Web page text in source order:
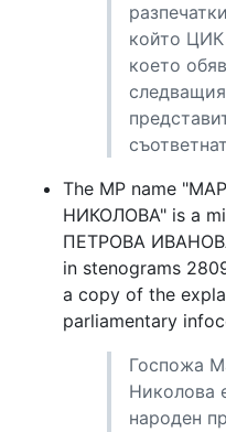
който ЦИК
което
The MP name
НИКОЛОВА" is a
ПЕТРОВА
in stenograms
a copy of the
parliamentary
Госпожа
Николова
народен